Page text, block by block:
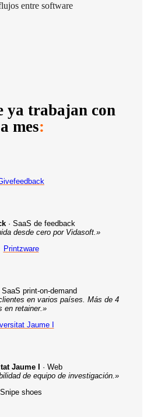
entre software
ya trabajan con
mes:
· SaaS de feedback
desde cero por Vidasoft.»
print-on-demand
en varios países. Más de 4
en retainer.»
Jaume I
· Web
de equipo de investigación.»